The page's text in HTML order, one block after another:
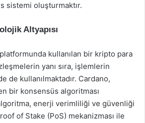
sistemi oluşturmaktır.
Altyapısı
kullanılan bir kripto para
yanı sıra, işlemlerin
de kullanılmaktadır. Cardano,
bir konsensüs algoritması
enerji verimliliği ve güvenliği
of Stake (PoS) mekanizması ile